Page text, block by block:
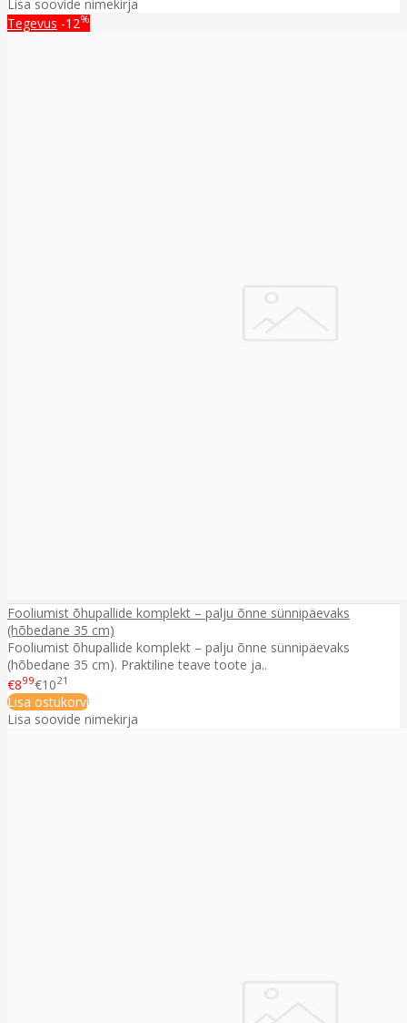
Lisa soovide nimekirja
Tegevus -12%
Fooliumist õhupallide komplekt – palju õnne sünnipäevaks
(hõbedane 35 cm)
Fooliumist õhupallide komplekt – palju õnne sünnipäevaks
(hõbedane 35 cm). Praktiline teave toote ja..
€899€1021
Lisa ostukorvi
Lisa soovide nimekirja